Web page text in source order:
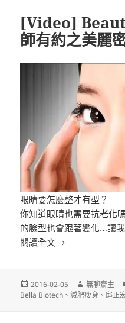
[Video]
師有約之美麗
眼睛要怎麼整才有型？
你知道眼睛也需要抗老化
的臉型也會跟著變化…讓
閱讀全文 [Video] Beauty
發
佈
2016-02-05
作
者
無聊齋主
Bella Biotech 、減肥瘦身 、邱正